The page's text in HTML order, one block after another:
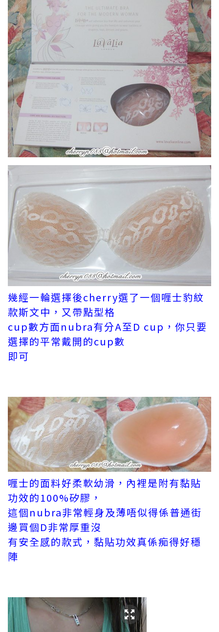
幾經一輪選擇後cherry選了一個喱士豹紋
款斯文中，又帶點型格
cup數方面nubra有分A至D cup，你只要
選擇的平常戴開的cup數
即可
喱士的面料好柔軟幼滑，內裡是附有黏貼
功效的100%矽膠，
這個nubra非常輕身及薄唔似得係普通街
邊買個D非常厚重沒
有安全感的款式，黏貼功效真係痴得好穩
陣